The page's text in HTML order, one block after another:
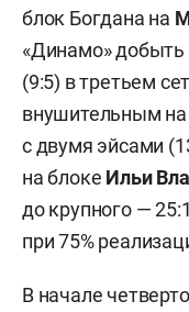
блок Богдана на
«Динамо»
(9:5) в третьем
внушительным на
с двумя эйсами
на блоке Ильи
до крупного —
при 75%
В начале